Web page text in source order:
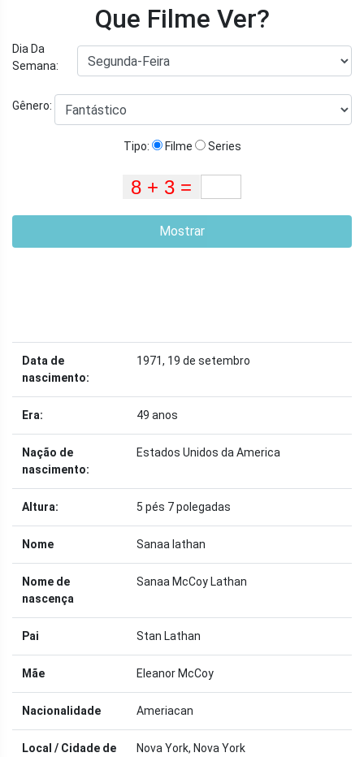
Que Filme Ver?
Dia Da
Semana:
Gênero:
Tipo: Filme Series
Mostrar
Data de
nascimento:
1971, 19 de setembro
Era: 49 anos
Nação de
nascimento:
Estados Unidos da America
Altura: 5 pés 7 polegadas
Nome Sanaa lathan
Nome de
nascença
Sanaa McCoy Lathan
Pai Stan Lathan
Mãe Eleanor McCoy
Nacionalidade Ameriacan
Local / Cidade de
Nova York, Nova York